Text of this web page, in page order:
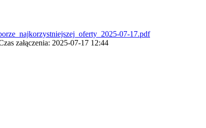
07-17.pdf
załączenia: 2025-07-17 12:44